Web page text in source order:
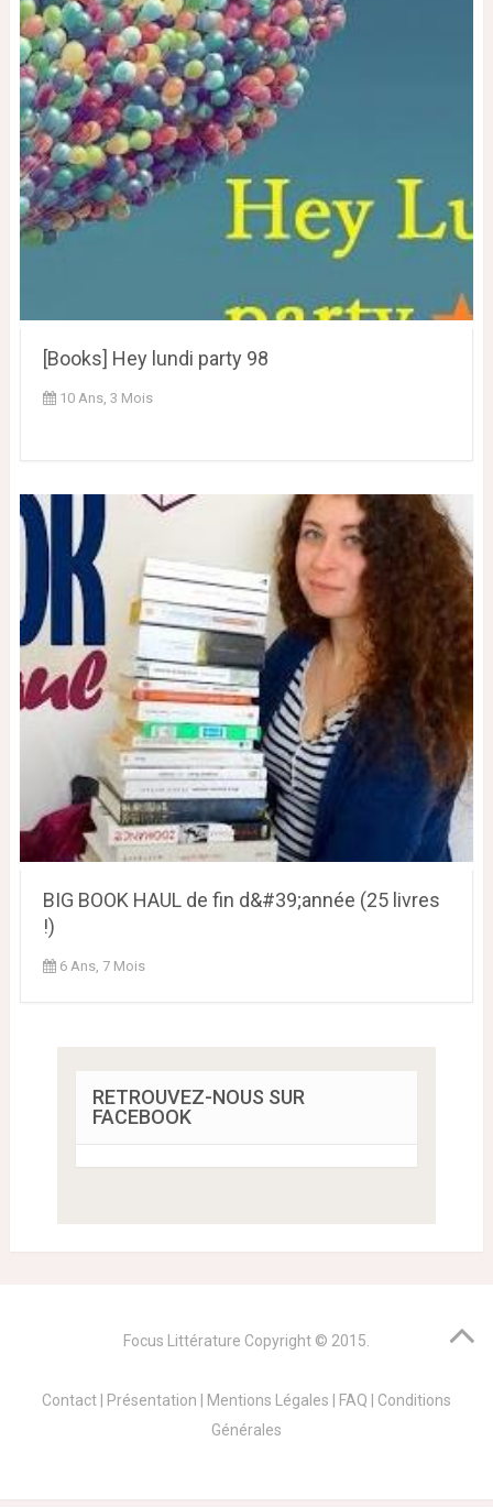
[Books] Hey lundi party 98
10 Ans, 3 Mois
BIG BOOK HAUL de fin d&#39;année (25 livres
!)
6 Ans, 7 Mois
RETROUVEZ-NOUS SUR
FACEBOOK
Focus Littérature Copyright © 2015.
Contact Présentation Mentions Légales FAQ
Conditions
Générales